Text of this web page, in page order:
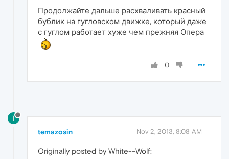
Продолжайте дальше расхваливать красный
бублик на гугловском движке, который даже
с гуглом работает хуже чем прежняя Опера
0
T
temazosin Nov 2, 2013, 8:08 AM
Originally posted by White--Wolf: